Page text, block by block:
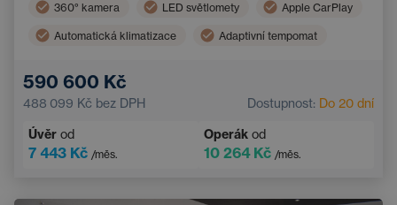
360° kamera LED světlomety Apple CarPlay
Automatická klimatizace Adaptivní tempomat
Asistent hlídání jízdy v pruhu
590 600 Kč
488 099 Kč bez DPH Dostupnost: Do 20 dní
Úvěr od
7 443 Kč /měs.
Operák od
10 264 Kč /měs.